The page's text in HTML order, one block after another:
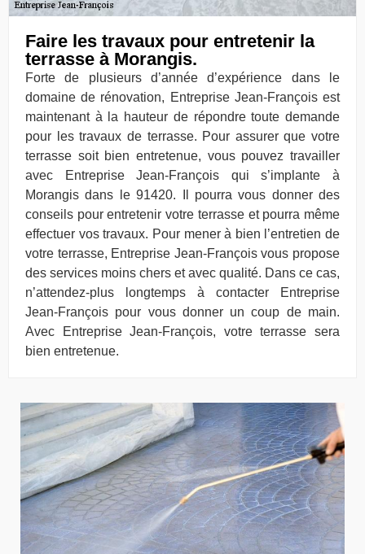
Faire les travaux pour entretenir la
terrasse à Morangis.
Forte de plusieurs d’année d’expérience dans le
domaine de rénovation, Entreprise Jean-François est
maintenant à la hauteur de répondre toute demande
pour les travaux de terrasse. Pour assurer que votre
terrasse soit bien entretenue, vous pouvez travailler
avec Entreprise Jean-François qui s’implante à
Morangis dans le 91420. Il pourra vous donner des
conseils pour entretenir votre terrasse et pourra même
effectuer vos travaux. Pour mener à bien l’entretien de
votre terrasse, Entreprise Jean-François vous propose
des services moins chers et avec qualité. Dans ce cas,
n’attendez-plus longtemps à contacter Entreprise
Jean-François pour vous donner un coup de main.
Avec Entreprise Jean-François, votre terrasse sera
bien entretenue.